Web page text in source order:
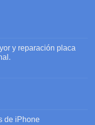
y reparación placa
de iPhone